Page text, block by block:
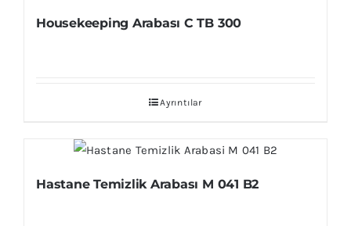
Housekeeping Arabası C TB 300
Ayrıntılar
Hastane Temizlik Arabası M 041 B2